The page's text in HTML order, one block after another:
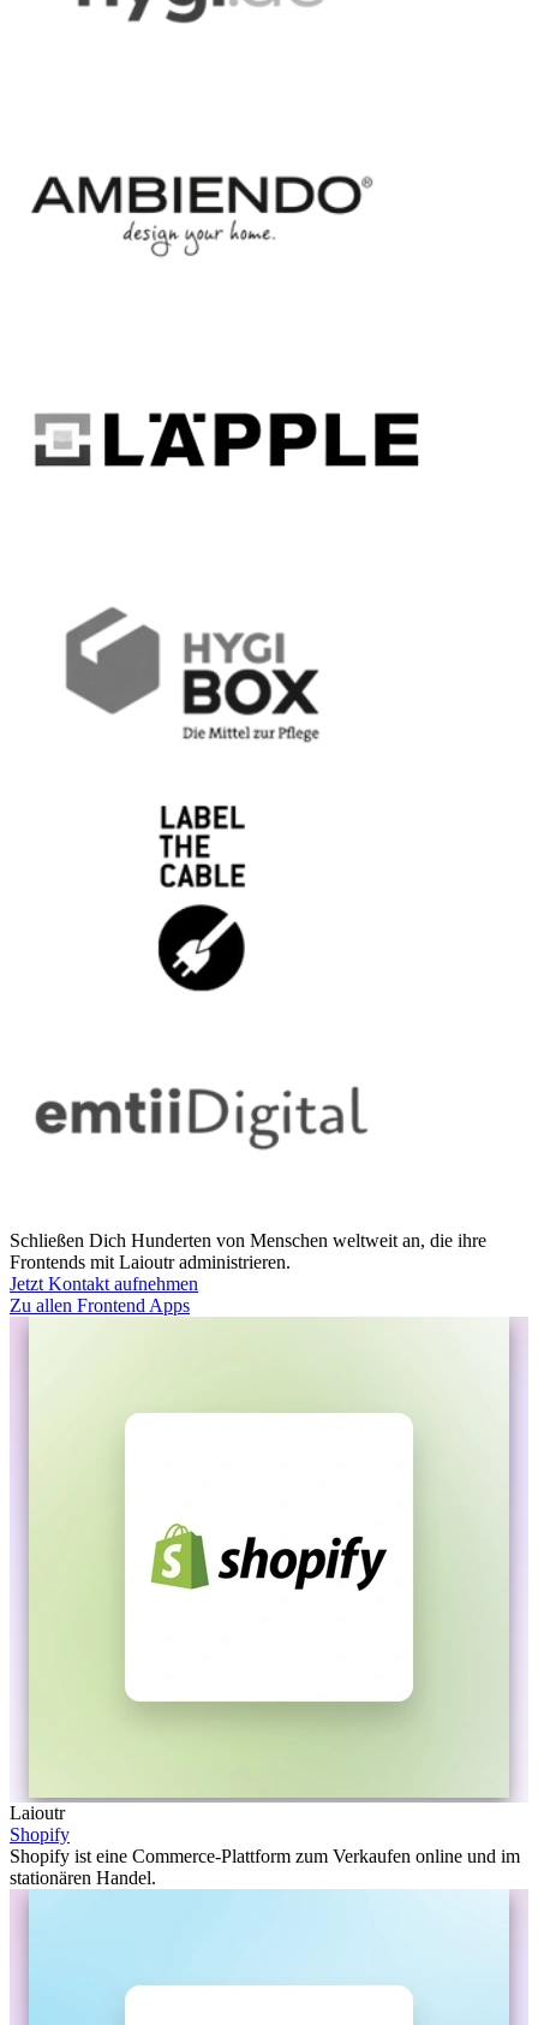
Schließen Dich Hunderten von Menschen weltweit an, die ihre
Frontends mit Laioutr administrieren.
Jetzt Kontakt aufnehmen
Zu allen Frontend Apps
Laioutr
Shopify
Shopify ist eine Commerce-Plattform zum Verkaufen online und im
stationären Handel.